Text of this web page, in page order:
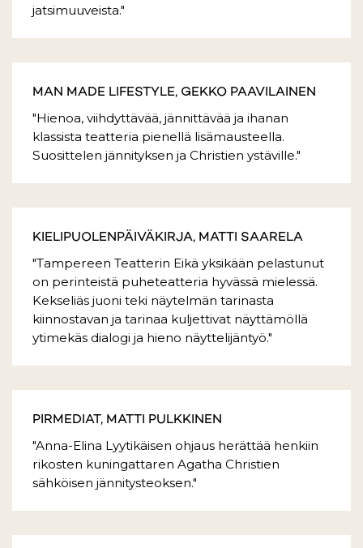
jatsimuuveista."
MAN MADE LIFESTYLE, GEKKO PAAVILAINEN
"Hienoa, viihdyttävää, jännittävää ja ihanan
klassista teatteria pienellä lisämausteella.
Suosittelen jännityksen ja Christien ystäville."
KIELIPUOLENPÄIVÄKIRJA, MATTI SAARELA
"Tampereen Teatterin Eikä yksikään pelastunut
on perinteistä puheteatteria hyvässä mielessä.
Kekseliäs juoni teki näytelmän tarinasta
kiinnostavan ja tarinaa kuljettivat näyttämöllä
ytimekäs dialogi ja hieno näyttelijäntyö."
PIRMEDIAT, MATTI PULKKINEN
"Anna-Elina Lyytikäisen ohjaus herättää henkiin
rikosten kuningattaren Agatha Christien
sähköisen jännitysteoksen."